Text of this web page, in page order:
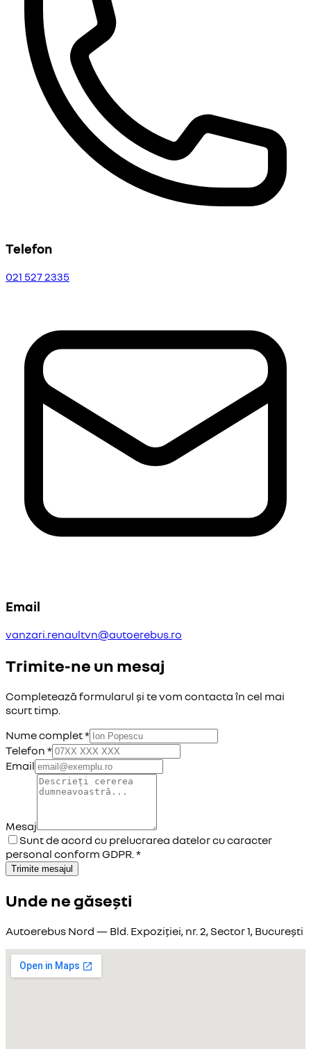
Telefon
021 527 2335
Email
vanzari.renaultvn@autoerebus.ro
Trimite-ne un mesaj
Completează formularul și te vom contacta în cel mai
scurt timp.
Nume complet *
Telefon *
Email
Mesaj
Sunt de acord cu prelucrarea datelor cu caracter
personal conform GDPR. *
Trimite mesajul
Unde ne găsești
Autoerebus Nord — Bld. Expoziției, nr. 2, Sector 1, București